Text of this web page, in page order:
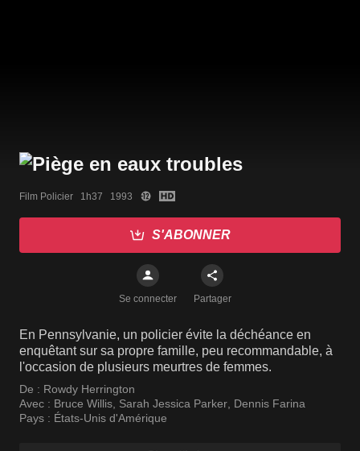
Film Policier   1h37   1993
S'ABONNER
Se connecter Partager
En Pennsylvanie, un policier évite la déchéance en
enquêtant sur sa propre famille, peu recommandable, à
l'occasion de plusieurs meurtres de femmes.
De : Rowdy Herrington
Avec : Bruce Willis, Sarah Jessica Parker, Dennis Farina
Pays : États-Unis d'Amérique